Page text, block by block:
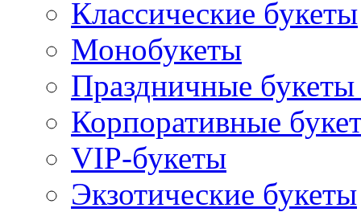
Классические букеты
Монобукеты
Праздничные букеты
Корпоративные
VIP-букеты
Экзотические букеты